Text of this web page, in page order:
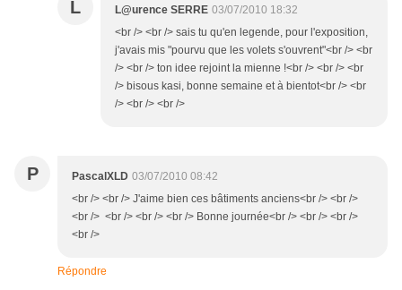
L L@urence SERRE 03/07/2010 18:32
<br /> <br /> sais tu qu'en legende, pour l'exposition,
j'avais mis "pourvu que les volets s'ouvrent"<br /> <br
/> <br /> ton idee rejoint la mienne !<br /> <br /> <br
/> bisous kasi, bonne semaine et à bientot<br /> <br
/> <br /> <br />
P PascalXLD 03/07/2010 08:42
<br /> <br /> J'aime bien ces bâtiments anciens<br /> <br />
<br /> <br /> <br /> <br /> Bonne journée<br /> <br /> <br />
<br />
Répondre